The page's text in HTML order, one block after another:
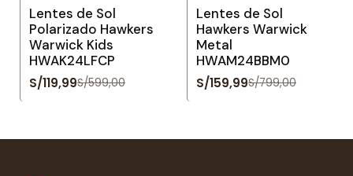
Lentes de Sol
Polarizado Hawkers
Warwick Kids
HWAK24LFCP
S/119,99S/599,00
Lentes de Sol
Hawkers Warwick
Metal
HWAM24BBM0
S/159,99S/799,00